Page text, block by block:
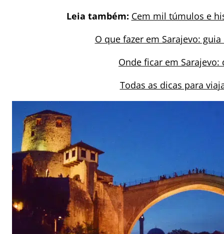
Leia também: Cem mil túmulos e
O que fazer em Sarajevo:
Onde ficar em Sarajevo:
Todas as dicas para